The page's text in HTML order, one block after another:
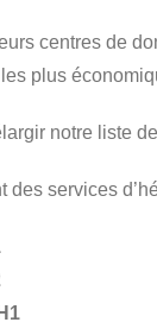
centres de
plus
notre liste
des services